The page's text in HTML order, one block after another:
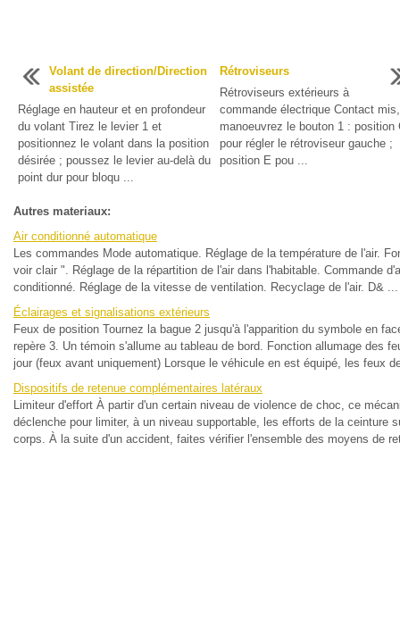
Volant de direction/Direction
assistée
Réglage en hauteur et en profondeur
du volant Tirez le levier 1 et
positionnez le volant dans la position
désirée ; poussez le levier au-delà du
point dur pour bloqu ...
Rétroviseurs
Rétroviseurs extérieurs à
commande électrique Contact mis,
manoeuvrez le bouton 1 : position
pour régler le rétroviseur gauche ;
position E pou ...
Autres materiaux:
Air conditionné automatique
Les commandes Mode automatique. Réglage de la température de l'air.
voir clair ". Réglage de la répartition de l'air dans l'habitable. Commande
conditionné. Réglage de la vitesse de ventilation. Recyclage de l'air. D& ...
Éclairages et signalisations extérieurs
Feux de position Tournez la bague 2 jusqu'à l'apparition du symbole en
repère 3. Un témoin s'allume au tableau de bord. Fonction allumage des
jour (feux avant uniquement) Lorsque le véhicule en est équipé, les feux
Dispositifs de retenue complémentaires latéraux
Limiteur d'effort À partir d'un certain niveau de violence de choc, ce
déclenche pour limiter, à un niveau supportable, les efforts de la ceinture
corps. À la suite d'un accident, faites vérifier l'ensemble des moyens de